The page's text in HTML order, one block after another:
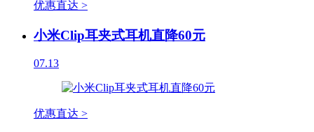
优惠直达 >
小米Clip耳夹式耳机直降60元
07.13
优惠直达 >